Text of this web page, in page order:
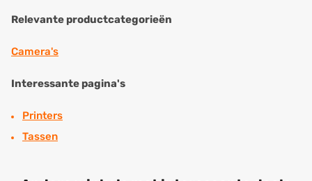
Relevante productcategorieën
Camera's
Interessante pagina's
Printers
Tassen